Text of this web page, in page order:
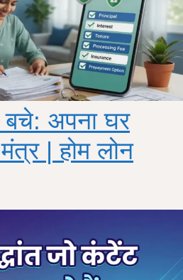
बचे: अपना घर
| होम लोन